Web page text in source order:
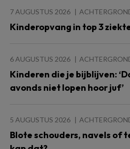
7 AUGUSTUS 2026
Kinderopvang in top 3
6 AUGUSTUS 2026
Kinderen die je bijblijven:
avonds niet lopen hoor juf’
5 AUGUSTUS 2026
Blote schouders, navels of